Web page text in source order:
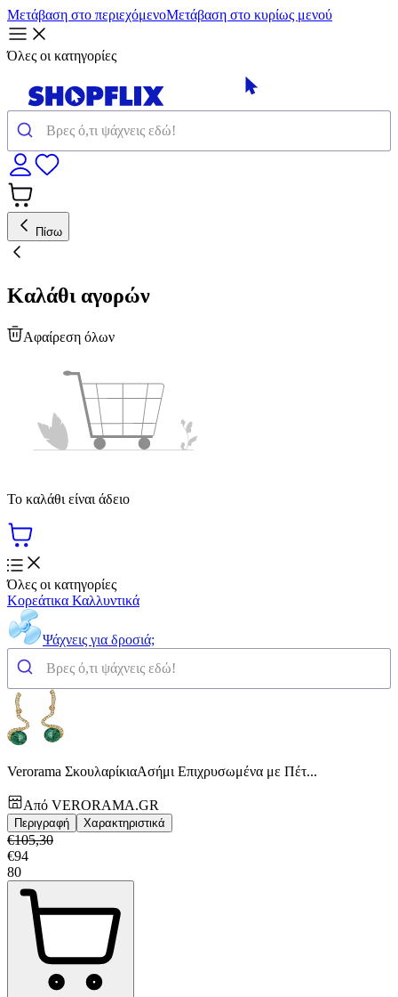
Μετάβαση στο περιεχόμενοΜετάβαση στο κυρίως μενού
Όλες οι κατηγορίες
Πίσω
Καλάθι αγορών
Αφαίρεση όλων
Το καλάθι είναι άδειο
Όλες οι κατηγορίες
Κορεάτικα Καλλυντικά
Ψάχνεις για δροσιά;
Verorama ΣκουλαρίκιαΑσήμι Επιχρυσωμένα με Πέτ...
Από VERORAMA.GR
Περιγραφή Χαρακτηριστικά
€105,30
€94
80